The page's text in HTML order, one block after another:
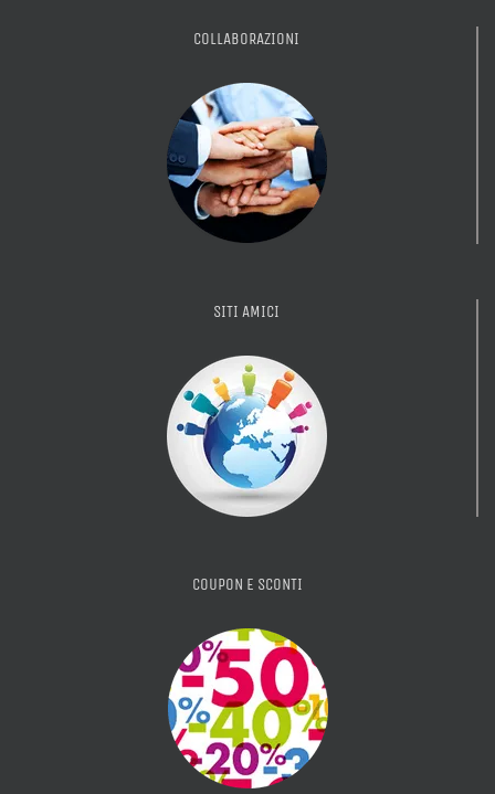
COLLABORAZIONI
SITI AMICI
COUPON E SCONTI